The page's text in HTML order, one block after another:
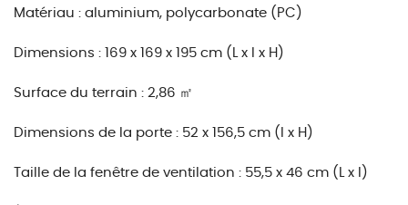
Matériau : aluminium, polycarbonate (PC)
Dimensions : 169 x 169 x 195 cm (L x l x H)
Surface du terrain : 2,86 ㎡
Dimensions de la porte : 52 x 156,5 cm (l x H)
Taille de la fenêtre de ventilation : 55,5 x 46 cm (L x l)